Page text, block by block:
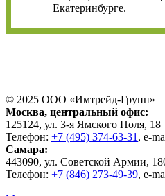
Екатеринбурге.
© 2025 ООО «Имтрейд-Групп»
Москва, центральный офис:
125124, ул. 3-я Ямского Поля, 18
Телефон: +7 (495) 374-63-31 , e-
Самара:
443090, ул. Советской Армии,
Телефон: +7 (846) 273-49-39, e-